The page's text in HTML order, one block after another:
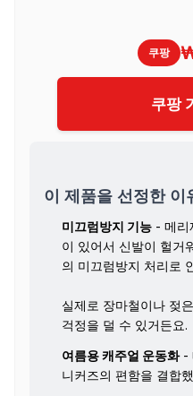
쿠팡
쿠팡
이 제품을 선정한 이
미끄럼방지 기능 - 메리
이 있어서 신발이 헐거
의 미끄럼방지 처리로
실제로 장마철이나 젖
걱정을 덜 수 있거든요.
여름용 캐주얼 운동화-
니커즈의 편함을 결합